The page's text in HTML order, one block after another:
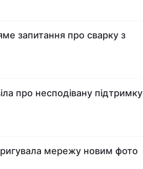
запитання про сварку з
про несподівану підтримку
мережу новим фото